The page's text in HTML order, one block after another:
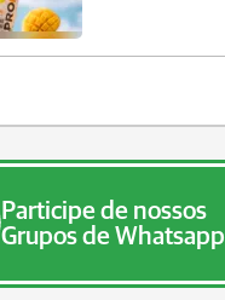
Participe de nossos
Grupos de Whatsapp